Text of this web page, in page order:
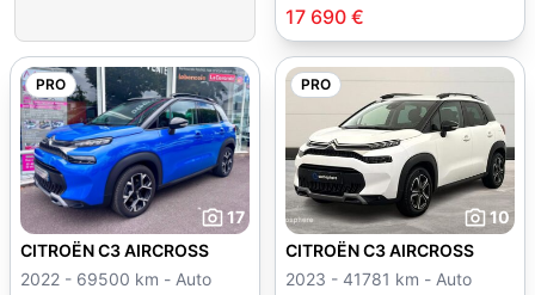
17 690 €
PRO
17
CITROËN C3 AIRCROSS
2022 - 69500 km - Auto
PRO
10
CITROËN C3 AIRCROSS
2023 - 41781 km - Auto